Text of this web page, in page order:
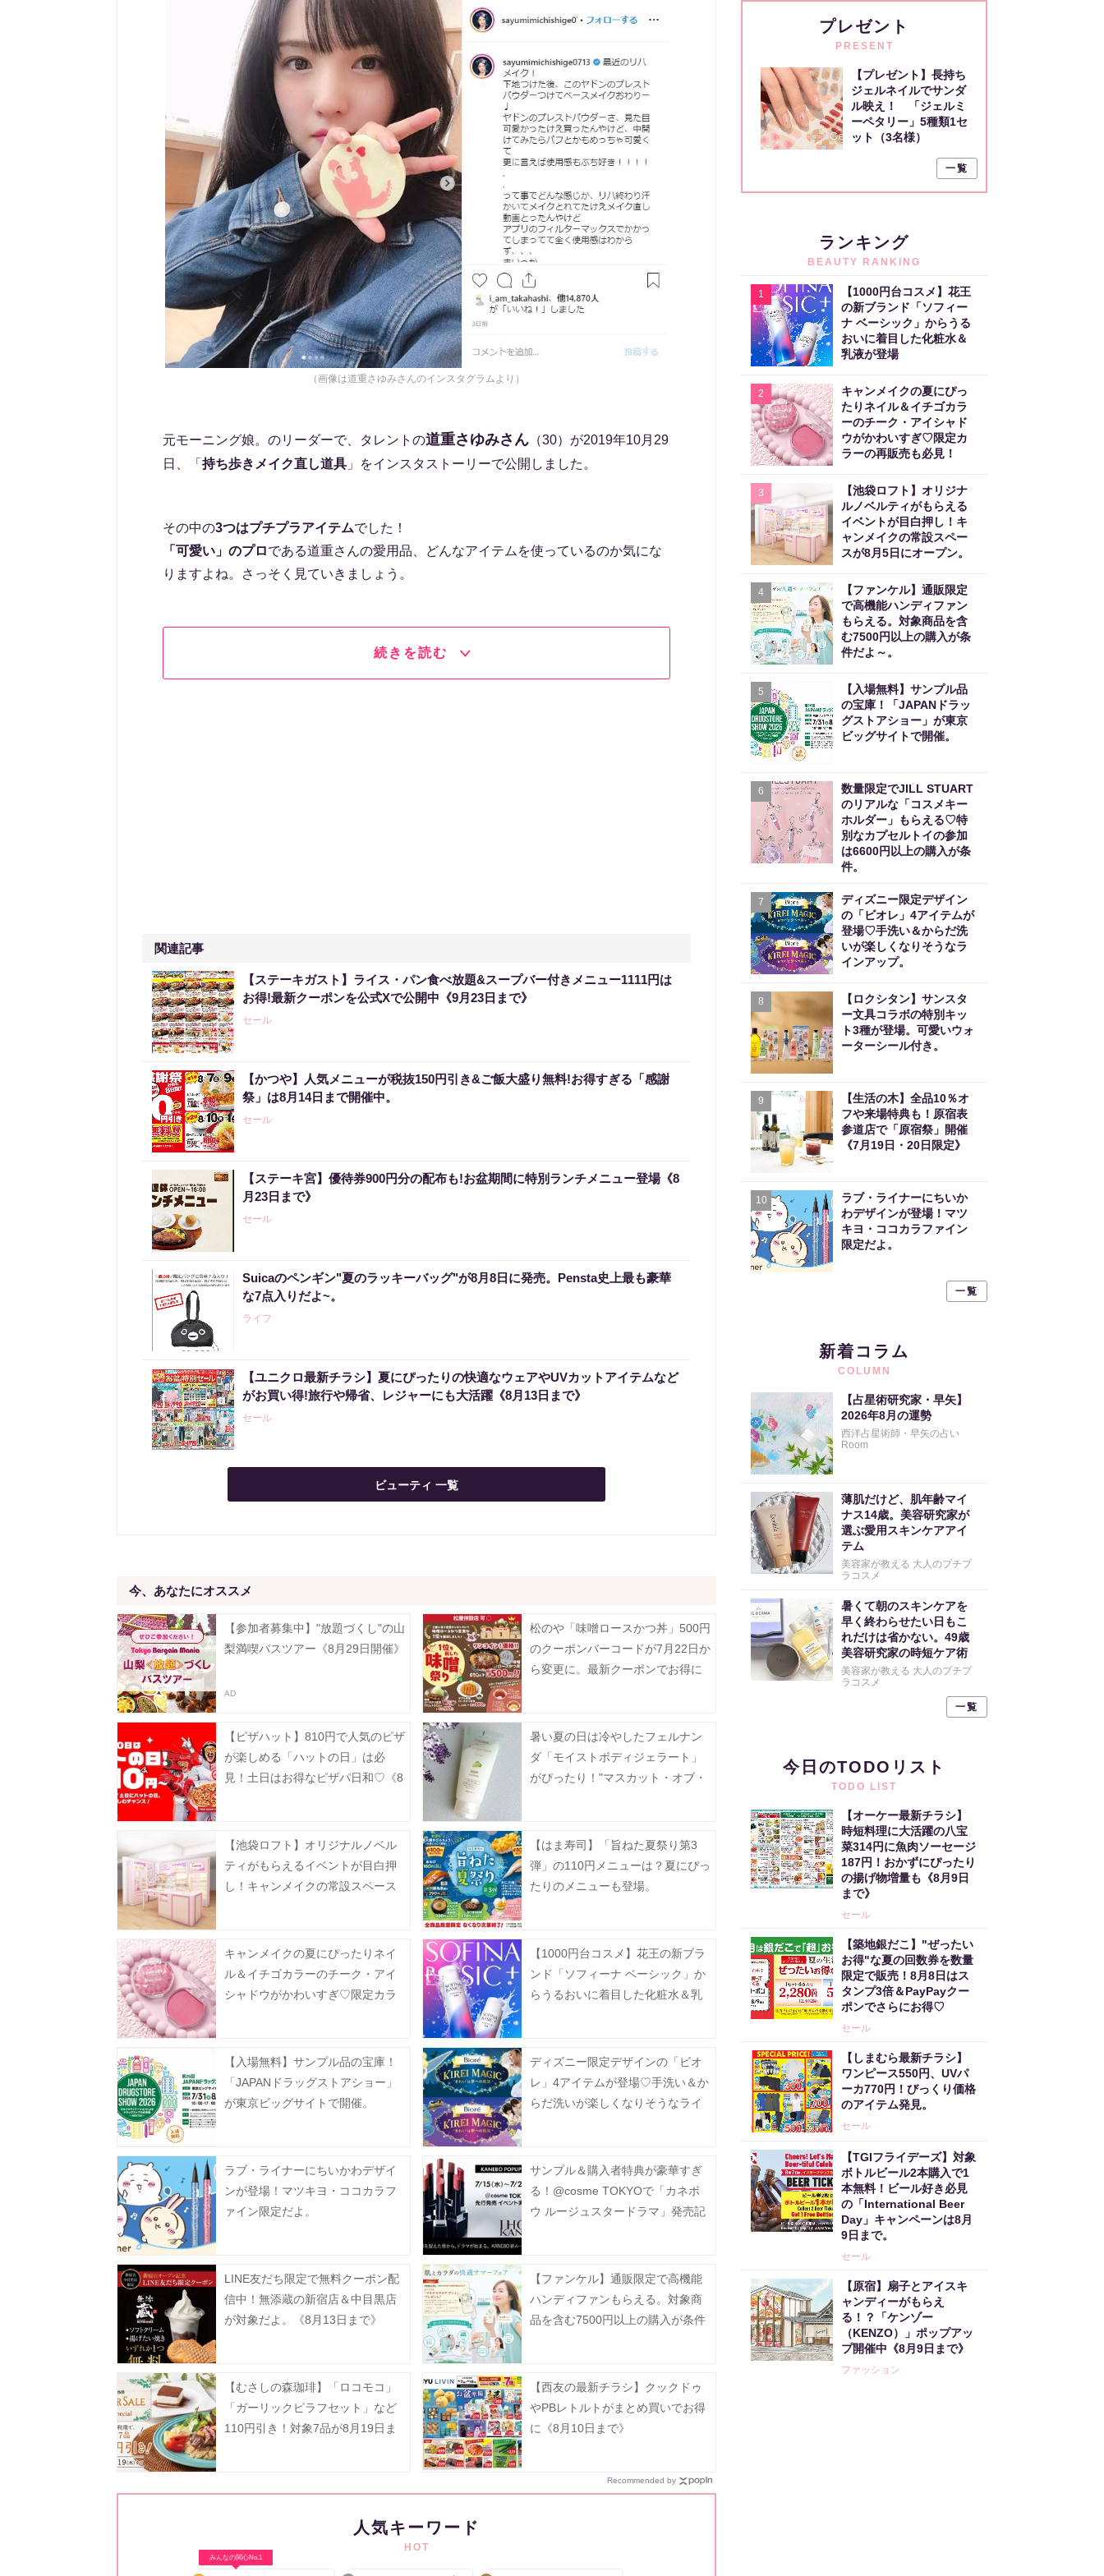
（画像は道重さゆみさんのインスタグラムより）
元モーニング娘。のリーダーで、タレントの道重さゆみさん （30）が2019年10月29
日、「 持ち歩きメイク直し道具 」をインスタストーリーで公開しました。
その中の3つはプチプラアイテムでした！
「可愛い」のプロである道重さんの愛用品、どんなアイテムを使っているのか気にな
りますよね。さっそく見ていきましょう。
続きを読む
関連記事
【ステーキガスト】ライス・パン食べ放題&スープバー付きメニュー1111円は
お得!最新クーポンを公式Xで公開中《9月23日まで》
セール
【かつや】人気メニューが税抜150円引き&ご飯大盛り無料!お得すぎる「感謝
祭」は8月14日まで開催中。
セール
【ステーキ宮】優待券900円分の配布も!お盆期間に特別ランチメニュー登場《8
月23日まで》
セール
Suicaのペンギン"夏のラッキーバッグ"が8月8日に発売。Pensta史上最も豪華
な7点入りだよ~。
ライフ
【ユニクロ最新チラシ】夏にぴったりの快適なウェアやUVカットアイテムなど
がお買い得!旅行や帰省、レジャーにも大活躍《8月13日まで》
セール
ビューティ 一覧
今、あなたにオススメ
【参加者募集中】"放題づくし"の山
梨満喫バスツアー《8月29日開催》
松のや「味噌ロースかつ丼」500円
のクーポンバーコードが7月22日か
ら変更に。最新クーポンでお得に
【ピザハット】810円で人気のピザ
が楽しめる「ハットの日」は必
見！土日はお得なピザパ日和♡《8
暑い夏の日は冷やしたフェルナン
ダ「モイストボディジェラート」
がぴったり！"マスカット・オブ・
【池袋ロフト】オリジナルノベル
ティがもらえるイベントが目白押
し！キャンメイクの常設スペース
【はま寿司】「旨ねた夏祭り第3
弾」の110円メニューは？夏にぴっ
たりのメニューも登場。
キャンメイクの夏にぴったりネイ
ル＆イチゴカラーのチーク・アイ
シャドウがかわいすぎ♡限定カラ
【1000円台コスメ】花王の新ブラ
ンド「ソフィーナ ベーシック」か
らうるおいに着目した化粧水＆乳
【入場無料】サンプル品の宝庫！
「JAPANドラッグストアショー」
が東京ビッグサイトで開催。
ディズニー限定デザインの「ビオ
レ」4アイテムが登場♡手洗い＆か
らだ洗いが楽しくなりそうなライ
ラブ・ライナーにちいかわデザイ
ンが登場！マツキヨ・ココカラフ
ァイン限定だよ。
サンプル＆購入者特典が豪華すぎ
る！@cosme TOKYOで「カネボ
ウ ルージュスタードラマ」発売記
LINE友だち限定で無料クーポン配
信中！無添蔵の新宿店＆中目黒店
が対象だよ。《8月13日まで》
【ファンケル】通販限定で高機能
ハンディファンもらえる。対象商
品を含む7500円以上の購入が条件
【むさしの森珈琲】「ロコモコ」
「ガーリックピラフセット」など
110円引き！対象7品が8月19日ま
【西友の最新チラシ】クックドゥ
やPBレトルトがまとめ買いでお得
に《8月10日まで》
Recommended by
人気キーワード
HOT
みんなの関心No.1
プレゼント
PRESENT
【プレゼント】長持ち
ジェルネイルでサンダ
ル映え！ 「ジェルミ
ーペタリー」5種類1セ
ット（3名様）
一覧
ランキング
BEAUTY RANKING
1
【1000円台コスメ】花王
の新ブランド「ソフィー
ナ ベーシック」からうる
おいに着目した化粧水＆
乳液が登場
2
キャンメイクの夏にぴっ
たりネイル＆イチゴカラ
ーのチーク・アイシャド
ウがかわいすぎ♡限定カ
ラーの再販売も必見！
3
【池袋ロフト】オリジナ
ルノベルティがもらえる
イベントが目白押し！キ
ャンメイクの常設スペー
スが8月5日にオープン。
4
【ファンケル】通販限定
で高機能ハンディファン
もらえる。対象商品を含
む7500円以上の購入が条
件だよ～。
5
【入場無料】サンプル品
の宝庫！「JAPANドラッ
グストアショー」が東京
ビッグサイトで開催。
6
数量限定でJILL STUART
のリアルな「コスメキー
ホルダー」もらえる♡特
別なカプセルトイの参加
は6600円以上の購入が条
件。
7
ディズニー限定デザイン
の「ビオレ」4アイテムが
登場♡手洗い＆からだ洗
いが楽しくなりそうなラ
インアップ。
8
【ロクシタン】サンスタ
ー文具コラボの特別キッ
ト3種が登場。可愛いウォ
ーターシール付き。
9
【生活の木】全品10％オ
フや来場特典も！原宿表
参道店で「原宿祭」開催
《7月19日・20日限定》
10
ラブ・ライナーにちいか
わデザインが登場！マツ
キヨ・ココカラファイン
限定だよ。
一覧
新着コラム
COLUMN
【占星術研究家・早矢】
2026年8月の運勢
西洋占星術師・早矢の占い
Room
薄肌だけど、肌年齢マイ
ナス14歳。美容研究家が
選ぶ愛用スキンケアアイ
テム
美容家が教える 大人のプチプ
ラコスメ
暑くて朝のスキンケアを
早く終わらせたい日もこ
れだけは省かない。49歳
美容研究家の時短ケア術
美容家が教える 大人のプチプ
ラコスメ
一覧
今日のTODOリスト
TODO LIST
【オーケー最新チラシ】
時短料理に大活躍の八宝
菜314円に魚肉ソーセージ
187円！おかずにぴったり
の揚げ物増量も《8月9日
まで》
セール
【築地銀だこ】"ぜったい
お得"な夏の回数券を数量
限定で販売！8月8日はス
タンプ3倍＆PayPayクー
ポンでさらにお得♡
セール
【しまむら最新チラシ】
ワンピース550円、UVパ
ーカ770円！びっくり価格
のアイテム発見。
セール
【TGIフライデーズ】対象
ボトルビール2本購入で1
本無料！ビール好き必見
の「International Beer
Day」キャンペーンは8月
9日まで。
セール
【原宿】扇子とアイスキ
ャンディーがもらえ
る！？「ケンゾー
（KENZO）」ポップアッ
プ開催中《8月9日まで》
ファッション